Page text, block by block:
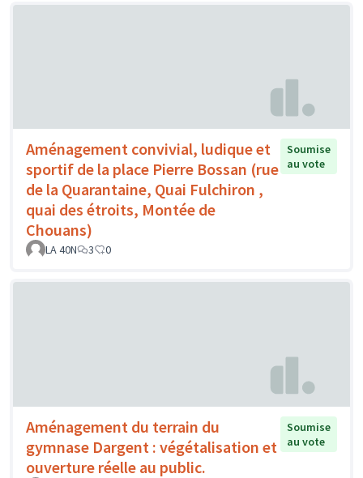
Aménagement convivial, ludique et
sportif de la place Pierre Bossan (rue
de la Quarantaine, Quai Fulchiron ,
quai des étroits, Montée de
Chouans)
Soumise
au vote
LA 40N 3 0
Aménagement du terrain du
gymnase Dargent : végétalisation et
ouverture réelle au public.
Soumise
au vote